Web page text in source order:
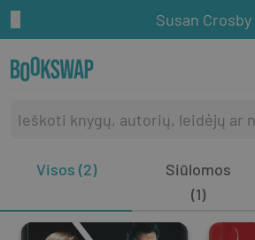
Susan Crosby
Visos (2)
Siūlomos
(1)